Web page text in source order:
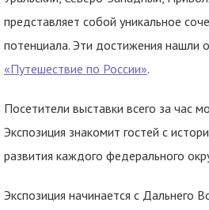
представляет собой уникальное
потенциала. Эти достижения нашли
«Путешествие по России».
Посетители выставки всего за час
Экспозиция знакомит гостей с
развития каждого федерального
Экспозиция начинается с Дальнего